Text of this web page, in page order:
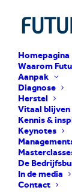
Homepagina
Waarom
Aanpak
Diagnose
Herstel
Vitaal blijven
Kennis &
Keynotes
De
In de media
Contact